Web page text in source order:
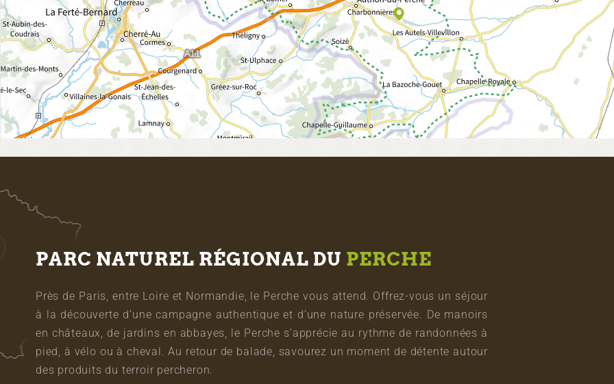
PARC NATUREL RÉGIONAL DU PERCHE
Près de Paris, entre Loire et Normandie, le Perche vous attend. Offrez-vous un séjour
à la découverte d’une campagne authentique et d’une nature préservée. De manoirs
en châteaux, de jardins en abbayes, le Perche s’apprécie au rythme de randonnées à
pied, à vélo ou à cheval. Au retour de balade, savourez un moment de détente autour
des produits du terroir percheron.